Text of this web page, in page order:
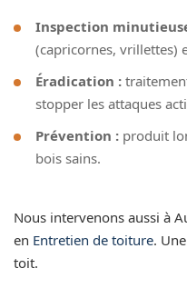
Inspection
(capricornes, vrillettes)
Éradication :
stopper les attaques
Prévention : produit
bois sains.
Nous intervenons aussi à
en Entretien de toiture.
toit.